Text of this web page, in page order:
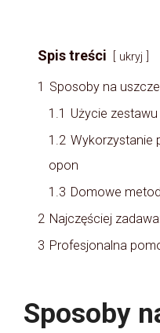
Spis treści ukryj
1 Sposoby na
1.1 Użycie
1.2 Wykorzystanie
opon
1.3 Domowe
2 Najczęściej
3 Profesjonalna
Sposoby